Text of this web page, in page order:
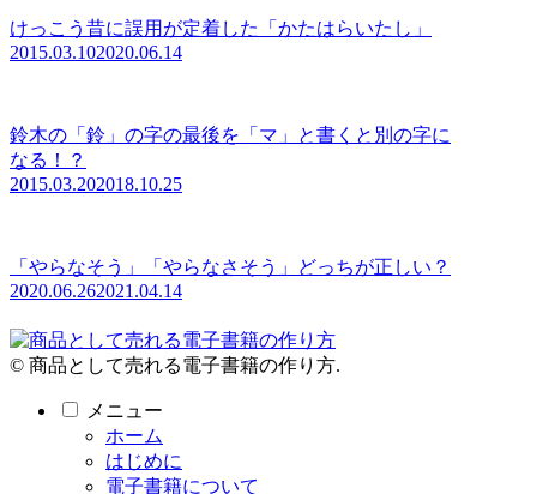
けっこう昔に誤用が定着した「かたはらいたし」
2015.03.102020.06.14
鈴木の「鈴」の字の最後を「マ」と書くと別の字に
なる！？
2015.03.202018.10.25
「やらなそう」「やらなさそう」どっちが正しい？
2020.06.262021.04.14
© 商品として売れる電子書籍の作り方.
メニュー
ホーム
はじめに
電子書籍について